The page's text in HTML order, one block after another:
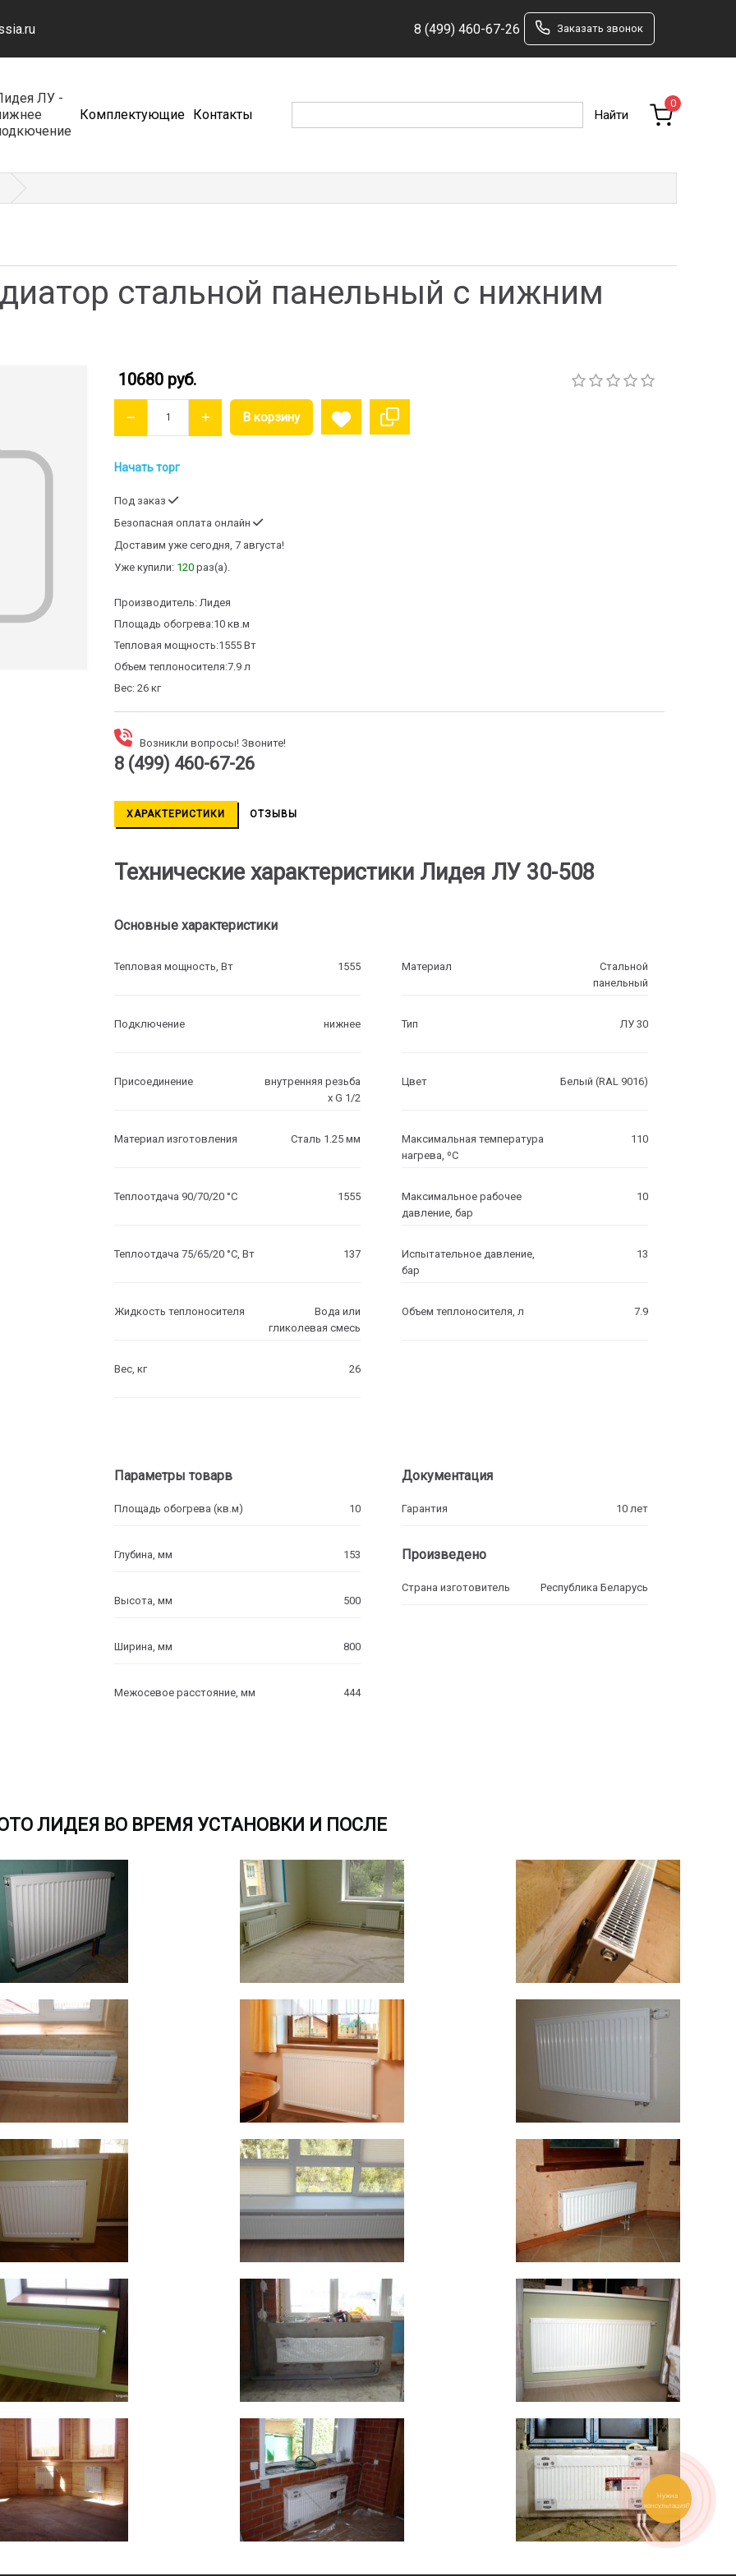
8 (499) 460-67-26 Заказать звонок
ЛУ -
Комплектующие Контакты
0
стальной панельный с нижним
10680 руб.
Начать торг
Под заказ
Безопасная оплата онлайн
Доставим уже сегодня, 7 августа!
Уже купили: 120 раз(a).
Производитель: Лидея
Площадь обогрева:10 кв.м
Тепловая мощность:1555 Вт
Объем теплоносителя:7.9 л
Вес: 26 кг
Возникли вопросы! Звоните!
8 (499) 460-67-26
ХАРАКТЕРИСТИКИ ОТЗЫВЫ
Технические характеристики Лидея ЛУ 30-508
Основные характеристики
Тепловая мощность, Вт 1555
Подключение нижнее
Присоединение
внутренняя резьба
х G 1/2
Материал изготовления Сталь 1.25 мм
Теплоотдача 90/70/20 °C 1555
Теплоотдача 75/65/20 °C, Вт 137
Жидкость теплоносителя
Вода или
гликолевая смесь
Вес, кг 26
Материал
Стальной
панельный
Тип ЛУ 30
Цвет Белый (RAL 9016)
Максимальная температура
нагрева, ºC
110
Максимальное рабочее
давление, бар
10
Испытательное давление,
бар
13
Объем теплоносителя, л 7.9
Параметры товарв
Площадь обогрева (кв.м) 10
Глубина, мм 153
Высота, мм 500
Ширина, мм 800
Межосевое расстояние, мм 444
Документация
Гарантия 10 лет
Произведено
Страна изготовитель Республика Беларусь
ЛИДЕЯ ВО ВРЕМЯ УСТАНОВКИ И ПОСЛЕ